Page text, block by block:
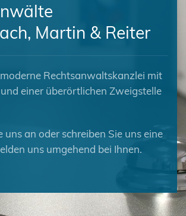
Martin & Reiter
Rechtsanwaltskanzlei mit
einer überörtlichen Zweigstelle
uns an oder schreiben Sie uns eine
uns umgehend bei Ihnen.